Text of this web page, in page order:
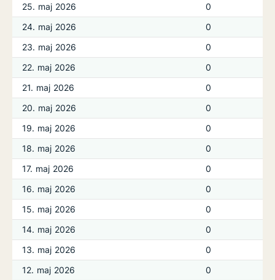
25. maj 2026
0
24. maj 2026
0
23. maj 2026
0
22. maj 2026
0
21. maj 2026
0
20. maj 2026
0
19. maj 2026
0
18. maj 2026
0
17. maj 2026
0
16. maj 2026
0
15. maj 2026
0
14. maj 2026
0
13. maj 2026
0
12. maj 2026
0